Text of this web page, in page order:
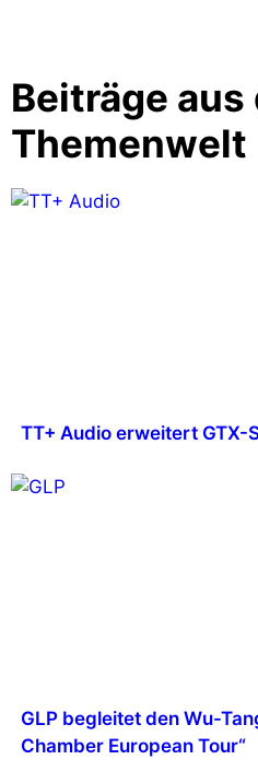
Beiträge aus
Themenwelt
TT+ Audio erweitert GTX-
GLP begleitet den Wu-
Chamber European Tour“